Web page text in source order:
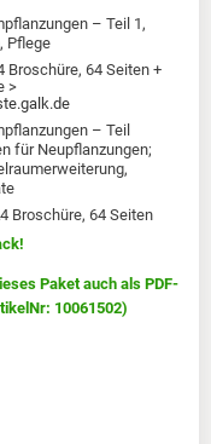
– Teil 1,
Pflege
Broschüre, 64 Seiten +
>
– Teil
für Neupflanzungen;
Broschüre, 64 Seiten
Paket auch als PDF-
10061502)